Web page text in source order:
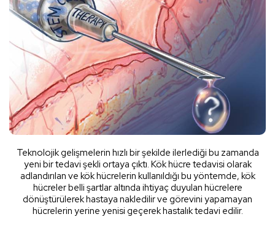
Teknolojik gelişmelerin hızlı bir şekilde ilerlediği bu zamanda
yeni bir tedavi şekli ortaya çıktı. Kök hücre tedavisi olarak
adlandırılan ve kök hücrelerin kullanıldığı bu yöntemde, kök
hücreler belli şartlar altında ihtiyaç duyulan hücrelere
dönüştürülerek hastaya nakledilir ve görevini yapamayan
hücrelerin yerine yenisi geçerek hastalık tedavi edilir.